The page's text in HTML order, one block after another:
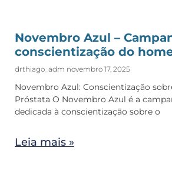
Novembro Azul –
conscientização do
drthiago_adm novembro 17, 2025
Novembro Azul: Conscientização
Próstata O Novembro Azul é a
dedicada à conscientização sobre o
Leia mais »